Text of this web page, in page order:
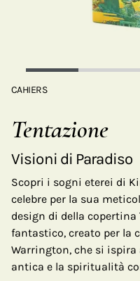
CAHIERS
Tentazione
Visioni di Paradiso
Scopri i sogni eterei di
celebre per la sua
design di della
fantastico, creato per la
Warrington, che si
antica e la spiritualità